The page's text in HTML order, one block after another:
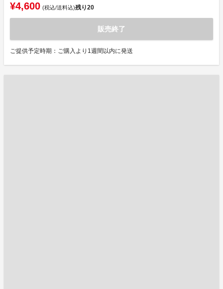
¥4,600 (税込/送料込)残り20
販売終了
ご提供予定時期：ご購入より1週間以内に発送